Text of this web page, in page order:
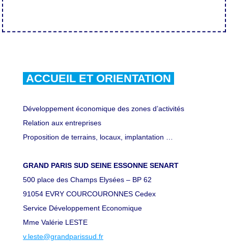
ACCUEIL ET ORIENTATION
Développement économique des zones d’activités
Relation aux entreprises
Proposition de terrains, locaux, implantation …
GRAND PARIS SUD SEINE ESSONNE SENART
500 place des Champs Elysées – BP 62
91054 EVRY COURCOURONNES Cedex
Service Développement Economique
Mme Valérie LESTE
v.leste@grandparissud.fr